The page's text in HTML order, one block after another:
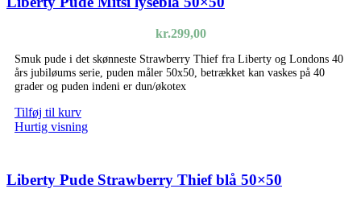
kr.299,00
Smuk pude i det skønneste Strawberry Thief fra Liberty og Londons 40
års jubiløums serie, puden måler 50x50, betrækket kan vaskes på 40
grader og puden indeni er dun/økotex
Tilføj til kurv
Hurtig visning
Liberty Pude Strawberry Thief blå 50×50